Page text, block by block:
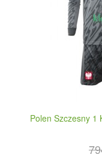
Polen Szczesny 1